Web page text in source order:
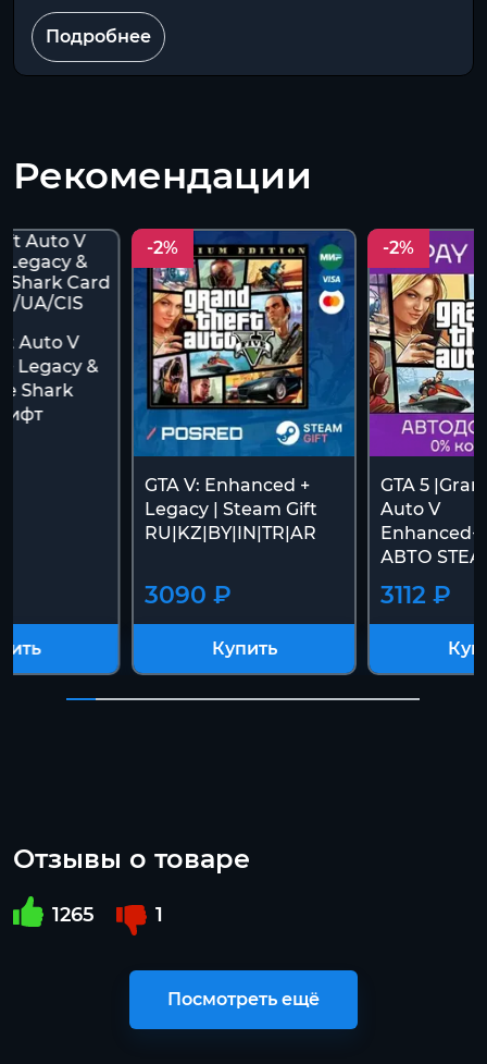
Подробнее
Рекомендации
Auto V
Legacy &
Shark
-2%
GTA V: Enhanced +
Legacy | Steam Gift
RU|KZ|BY|IN|TR|AR
3090 ₽
Купить
-2%
GTA 5
Auto V
АВТО
3112 ₽
Отзывы о товаре
1265 1
Посмотреть ещё